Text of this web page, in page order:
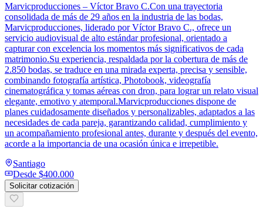
Marvicproducciones – Víctor Bravo C.Con una trayectoria
consolidada de más de 29 años en la industria de las bodas,
Marvicproducciones, liderado por Víctor Bravo C., ofrece un
servicio audiovisual de alto estándar profesional, orientado a
capturar con excelencia los momentos más significativos de cada
matrimonio.Su experiencia, respaldada por la cobertura de más de
2.850 bodas, se traduce en una mirada experta, precisa y sensible,
combinando fotografía artística, Photobook, videografía
cinematográfica y tomas aéreas con dron, para lograr un relato visual
elegante, emotivo y atemporal.Marvicproducciones dispone de
planes cuidadosamente diseñados y personalizables, adaptados a las
necesidades de cada pareja, garantizando calidad, cumplimiento y
un acompañamiento profesional antes, durante y después del evento,
acorde a la importancia de una ocasión única e irrepetible.
Santiago
Desde $400.000
Solicitar cotización